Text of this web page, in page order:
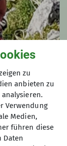
zu
anbieten zu
Verwendung
Medien,
führen diese
Daten